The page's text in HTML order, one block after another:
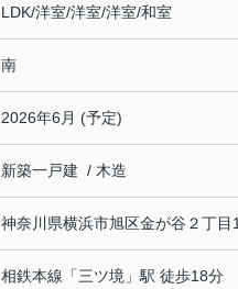
LDK/洋室/洋室/洋室/和室
南
2026年6月 (予定)
新築一戸建 / 木造
神奈川県横浜市旭区金が谷 ２丁目
相鉄本線 「三ツ境 」駅 徒歩18分